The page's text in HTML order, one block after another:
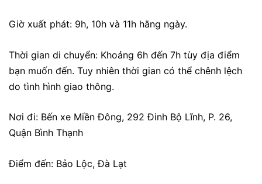
Giờ xuất phát: 9h, 10h và 11h hằng ngày.
Thời gian di chuyển: Khoảng 6h đến 7h tùy địa điểm
bạn muốn đến. Tuy nhiên thời gian có thể chênh lệch
do tình hình giao thông.
Nơi đi: Bến xe Miền Đông, 292 Đinh Bộ Lĩnh, P. 26,
Quận Bình Thạnh
Điểm đến: Bảo Lộc, Đà Lạt